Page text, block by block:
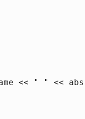
//
" " << abs-